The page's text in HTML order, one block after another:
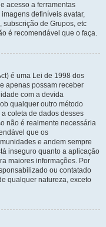
acesso a ferramentas
definíveis avatar,
de Grupos, etc
é recomendável que o faça.
é uma Lei de 1998 dos
apenas possam receber
com a devida
qualquer outro método
coleta de dados desses
não é realmente necessária
que os
e andem sempre
inseguro quanto a aplicação
maiores informações. Por
ou contatado
qualquer natureza, exceto